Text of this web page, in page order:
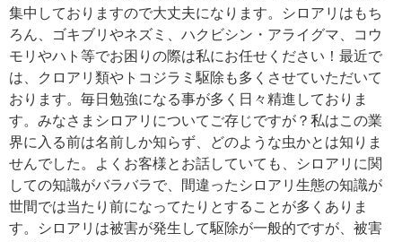
集中しておりますので大丈夫になります。シロアリはもち
ろん、ゴキブリやネズミ、ハクビシン・アライグマ、コウ
モリやハト等でお困りの際は私にお任せください！最近で
は、クロアリ類やトコジラミ駆除も多くさせていただいて
おります。毎日勉強になる事が多く日々精進しておりま
す。みなさまシロアリについてご存じですが？私はこの業
界に入る前は名前しか知らず、どのような虫かとは知りま
せんでした。よくお客様とお話していても、シロアリに関
しての知識がバラバラで、間違ったシロアリ生態の知識が
世間では当たり前になってたりとすることが多くありま
す。シロアリは被害が発生して駆除が一般的ですが、被害